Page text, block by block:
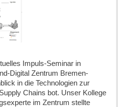
Impuls-Seminar in
Digital Zentrum Bremen-
in die Technologien zur
Chains bot. Unser Kollege
im Zentrum stellte